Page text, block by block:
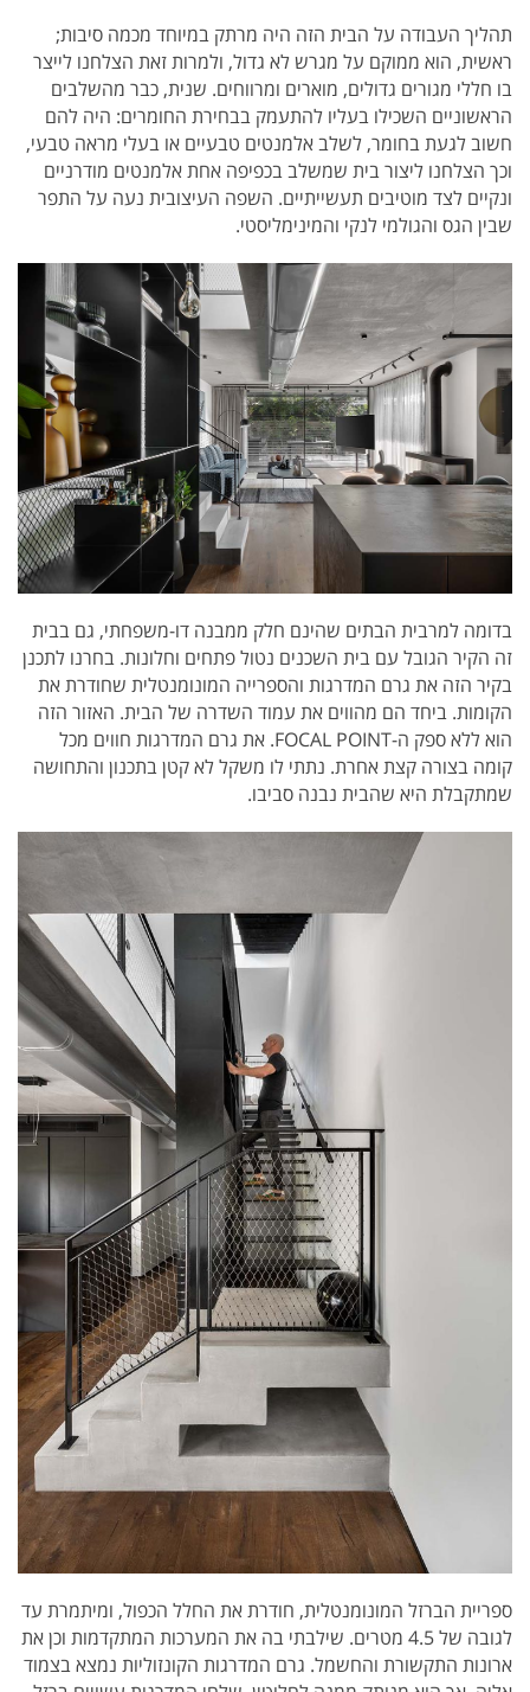
תהליך העבודה על הבית הזה היה מרתק במיוחד מכמה סיבות;
ראשית, הוא ממוקם על מגרש לא גדול, ולמרות זאת הצלחנו לייצר
בו חללי מגורים גדולים, מוארים ומרווחים. שנית, כבר מהשלבים
הראשוניים השכילו בעליו להתעמק בבחירת החומרים: היה להם
חשוב לגעת בחומר, לשלב אלמנטים טבעיים או בעלי מראה טבעי,
וכך הצלחנו ליצור בית שמשלב בכפיפה אחת אלמנטים מודרניים
ונקיים לצד מוטיבים תעשייתיים. השפה העיצובית נעה על התפר
שבין הגס והגולמי לנקי והמינימליסטי.
בדומה למרבית הבתים שהינם חלק ממבנה דו-משפחתי, גם בבית
זה הקיר הגובל עם בית השכנים נטול פתחים וחלונות. בחרנו לתכנן
בקיר הזה את גרם המדרגות והספרייה המונומנטלית שחודרת את
הקומות. ביחד הם מהווים את עמוד השדרה של הבית. האזור הזה
הוא ללא ספק ה-FOCAL POINT. את גרם המדרגות חווים מכל
קומה בצורה קצת אחרת. נתתי לו משקל לא קטן בתכנון והתחושה
שמתקבלת היא שהבית נבנה סביבו.
ספריית הברזל המונומנטלית, חודרת את החלל הכפול, ומיתמרת עד
לגובה של 4.5 מטרים. שילבתי בה את המערכות המתקדמות וכן את
ארונות התקשורת והחשמל. גרם המדרגות הקונזוליות נמצא בצמוד